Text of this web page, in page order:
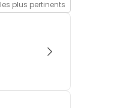
les plus pertinents